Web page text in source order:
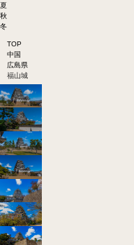
夏
秋
冬
TOP
中国
広島県
福山城